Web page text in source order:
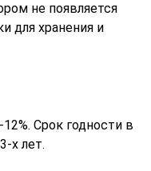
не появляется
для хранения и
Срок годности в
х лет.